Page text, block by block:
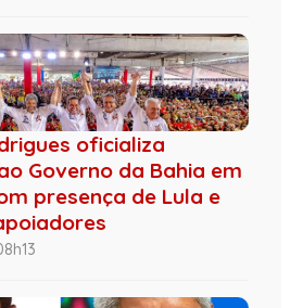
oficializa
Governo da Bahia em
presença de Lula e